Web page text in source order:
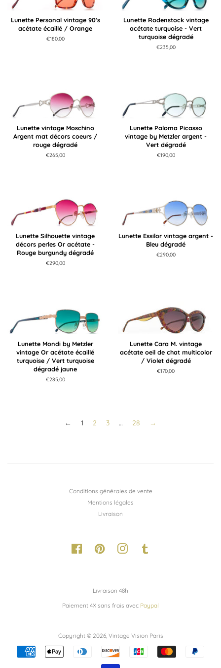
Lunette Personal vintage 90's
acétate écaillé / Orange
Prix
€180,00
Lunette Rodenstock vintage
acétate turquoise - Vert
turquoise dégradé
Prix
€235,00
Lunette vintage Moschino
Argent mat décors coeurs /
rouge dégradé
Prix
€265,00
Lunette Paloma Picasso
vintage by Metzler argent -
Vert dégradé
Prix
€190,00
Lunette Silhouette vintage
décors perles Or acétate -
Rouge burgundy dégradé
Prix
€290,00
Lunette Essilor vintage argent -
Bleu dégradé
Prix
€290,00
Lunette Mondi by Metzler
vintage Or acétate écaillé
turquoise / Vert turquoise
dégradé jaune
Prix
€285,00
Lunette Cara M. vintage
acétate oeil de chat multicolor
/ Violet dégradé
Prix
€170,00
← 1 2 3 … 28 →
Conditions générales de vente
Mentions légales
Livraison
FacebookPinterestInstagram
Livraison 48h
Paiement 4X sans frais avec Paypal
Copyright © 2026, Vintage Vision Paris
Méthodes
de